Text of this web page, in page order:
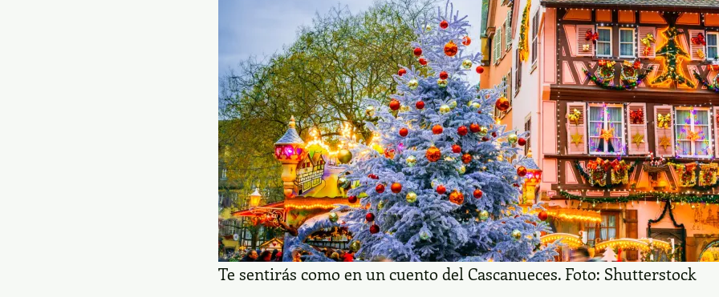
Te sentirás como en un cuento del Cascanueces. Foto: Shutterstock